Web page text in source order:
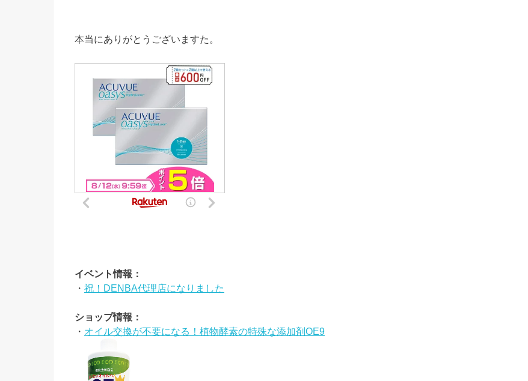
本当にありがとうございますた。
イベント情報：
・ 祝！DENBA代理店になりました
ショップ情報：
・ オイル交換が不要になる！植物酵素の特殊な添加剤OE9